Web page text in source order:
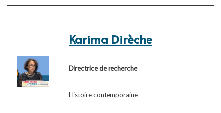
Karima Dirèche
Directrice de recherche
Histoire contemporaine